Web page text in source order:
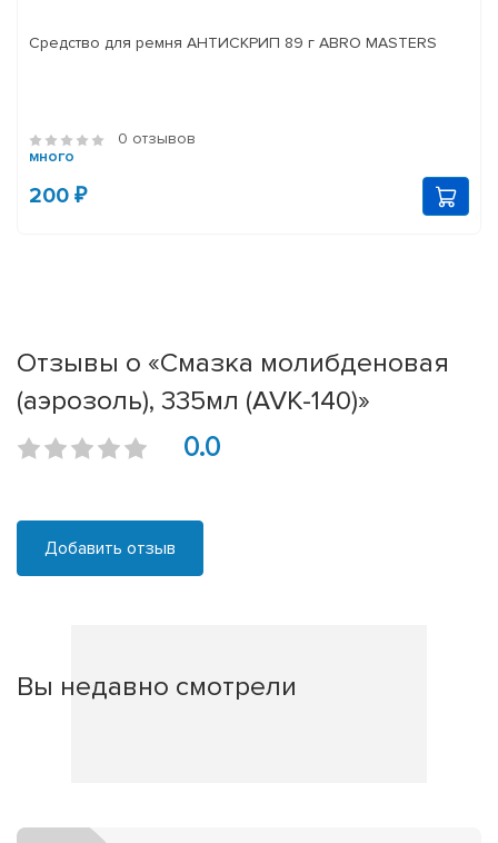
Средство для ремня АНТИСКРИП 89 г ABRO MASTERS
0 отзывов
много
200 ₽
Отзывы о «Смазка молибденовая
(аэрозоль), 335мл (AVK-140)»
0.0
Добавить отзыв
Вы недавно смотрели